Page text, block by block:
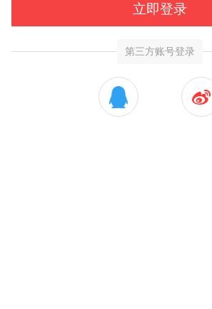
立即登录
第三方账号登录